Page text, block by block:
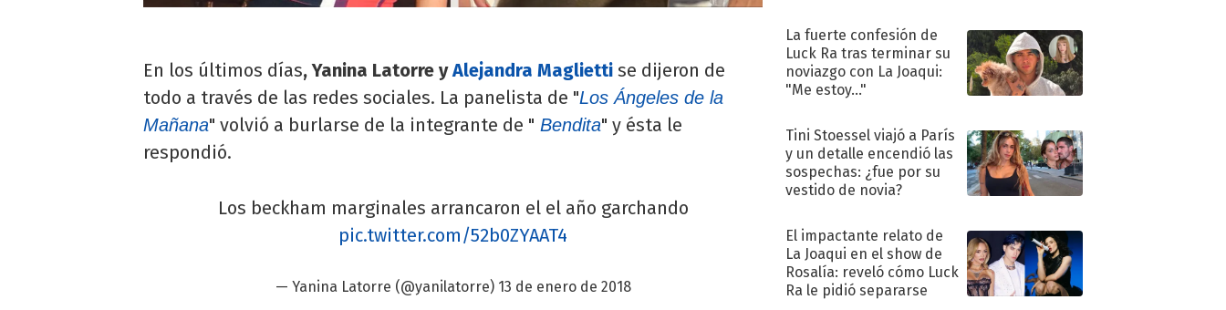
En los últimos días, Yanina Latorre yAlejandra Maglietti se dijeron de
todo a través de las redes sociales. La panelista de "Los Ángeles de la
Mañana" volvió a burlarse de la integrante de " Bendita" y ésta le
respondió.
Los beckham marginales arrancaron el el año garchando
pic.twitter.com/52b0ZYAAT4
— Yanina Latorre (@yanilatorre) 13 de enero de 2018
La fuerte confesión de
Luck Ra tras terminar su
noviazgo con La Joaqui:
"Me estoy..."
Tini Stoessel viajó a París
y un detalle encendió las
sospechas: ¿fue por su
vestido de novia?
El impactante relato de
La Joaqui en el show de
Rosalía: reveló cómo Luck
Ra le pidió separarse